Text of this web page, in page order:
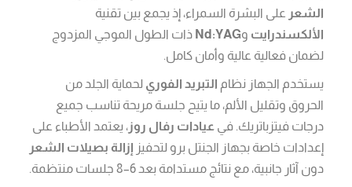
الشعر على البشرة السمراء، إذ يجمع بين تقنية
الألكسندرايت وNd:YAG ذات الطول الموجي المزدوج
لضمان فعالية عالية وأمان كامل.
يستخدم الجهاز نظام التبريد الفوري لحماية الجلد من
الحروق وتقليل الألم، ما يتيح جلسة مريحة تناسب جميع
درجات فيتزباتريك. في عيادات رفال روز، يعتمد الأطباء على
إعدادات خاصة بجهاز الجنتل برو لتحفيز إزالة بصيلات الشعر
دون آثار جانبية، مع نتائج مستدامة بعد 6–8 جلسات منتظمة.